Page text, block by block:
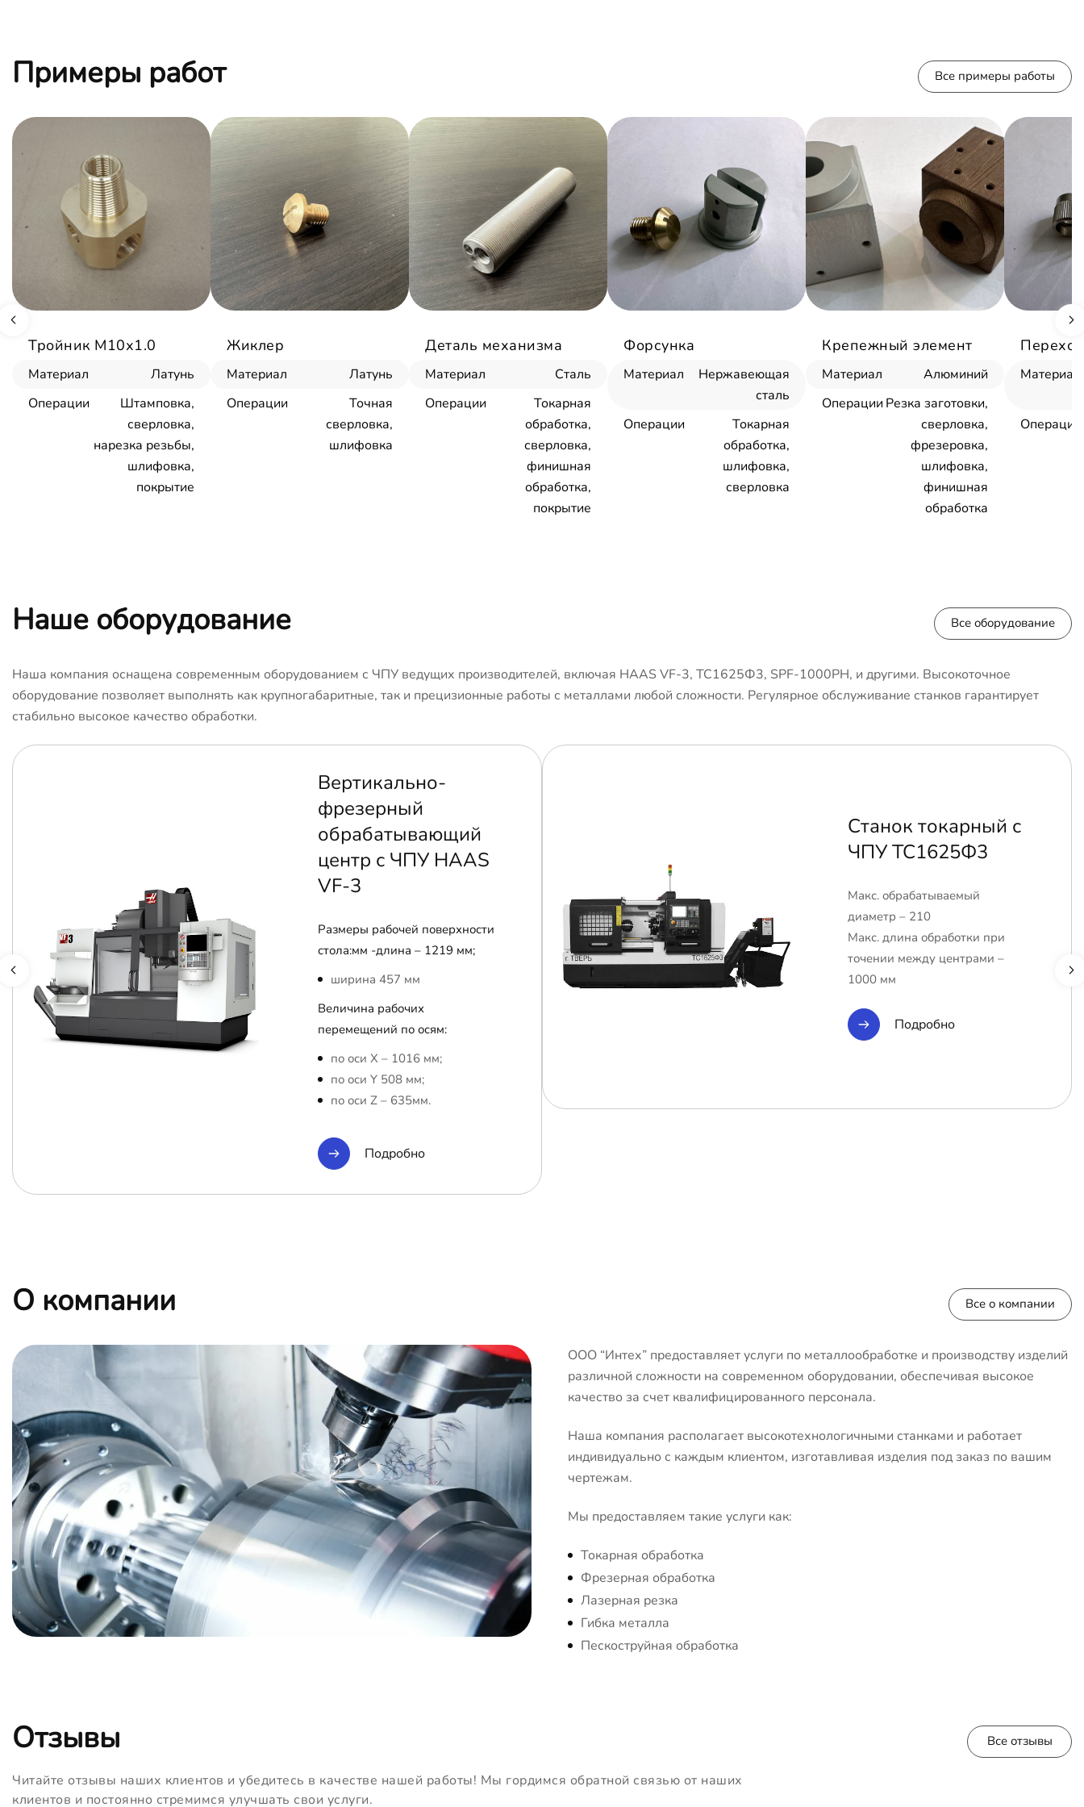
Примеры работ Все примеры работы
Тройник М10х1.0
Материал
Латунь
Операции
Штамповка,
сверловка,
нарезка резьбы,
шлифовка,
покрытие
Жиклер
Материал
Латунь
Операции
Точная
сверловка,
шлифовка
Деталь механизма
Материал
Сталь
Операции
Токарная
обработка,
сверловка,
финишная
обработка,
покрытие
Форсунка
Материал
Нержавеющая
сталь
Операции
Токарная
обработка,
шлифовка,
сверловка
Крепежный элемент
Материал
Алюминий
Операции Резка заготовки,
сверловка,
фрезеровка,
шлифовка,
финишная
обработка
Материал
Операции
Наше оборудование Все оборудование
Наша компания оснащена современным оборудованием с ЧПУ ведущих производителей, включая HAAS VF-3, ТС1625Ф3, SPF-1000PH, и другими. Высокоточное
оборудование позволяет выполнять как крупногабаритные, так и прецизионные работы с металлами любой сложности. Регулярное обслуживание станков гарантирует
стабильно высокое качество обработки.
Вертикально-
фрезерный
обрабатывающий
центр с ЧПУ HAAS
VF-3
Размеры рабочей поверхности
стола:мм -длина – 1219 мм;
ширина 457 мм
Величина рабочих
перемещений по осям:
по оси Х – 1016 мм;
по оси Y 508 мм;
по оси Z – 635мм.
Подробно
Станок токарный с
ЧПУ ТС1625Ф3
Макс. обрабатываемый
диаметр – 210
Макс. длина обработки при
точении между центрами –
1000 мм
Подробно
О компании Все о компании
ООО “Интех” предоставляет услуги по металлообработке и производству изделий
различной сложности на современном оборудовании, обеспечивая высокое
качество за счет квалифицированного персонала.
Наша компания располагает высокотехнологичными станками и работает
индивидуально с каждым клиентом, изготавливая изделия под заказ по вашим
чертежам.
Мы предоставляем такие услуги как:
Токарная обработка
Фрезерная обработка
Лазерная резка
Гибка металла
Пескоструйная обработка
Отзывы
Читайте отзывы наших клиентов и убедитесь в качестве нашей работы! Мы гордимся обратной связью от наших
клиентов и постоянно стремимся улучшать свои услуги.
Все отзывы